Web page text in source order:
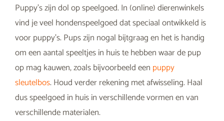
Puppy’s zijn dol op speelgoed. In (online) dierenwinkels
vind je veel hondenspeelgoed dat speciaal ontwikkeld is
voor puppy’s. Pups zijn nogal bijtgraag en het is handig
om een aantal speeltjes in huis te hebben waar de pup
op mag kauwen, zoals bijvoorbeeld een puppy
sleutelbos. Houd verder rekening met afwisseling. Haal
dus speelgoed in huis in verschillende vormen en van
verschillende materialen.